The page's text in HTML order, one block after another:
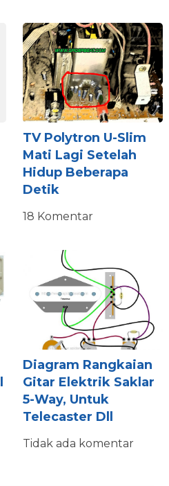
TV Polytron U-Slim
Mati Lagi Setelah
Hidup Beberapa
Detik
18 Komentar
Diagram Rangkaian
Gitar Elektrik Saklar
5-Way, Untuk
Telecaster Dll
Tidak ada komentar